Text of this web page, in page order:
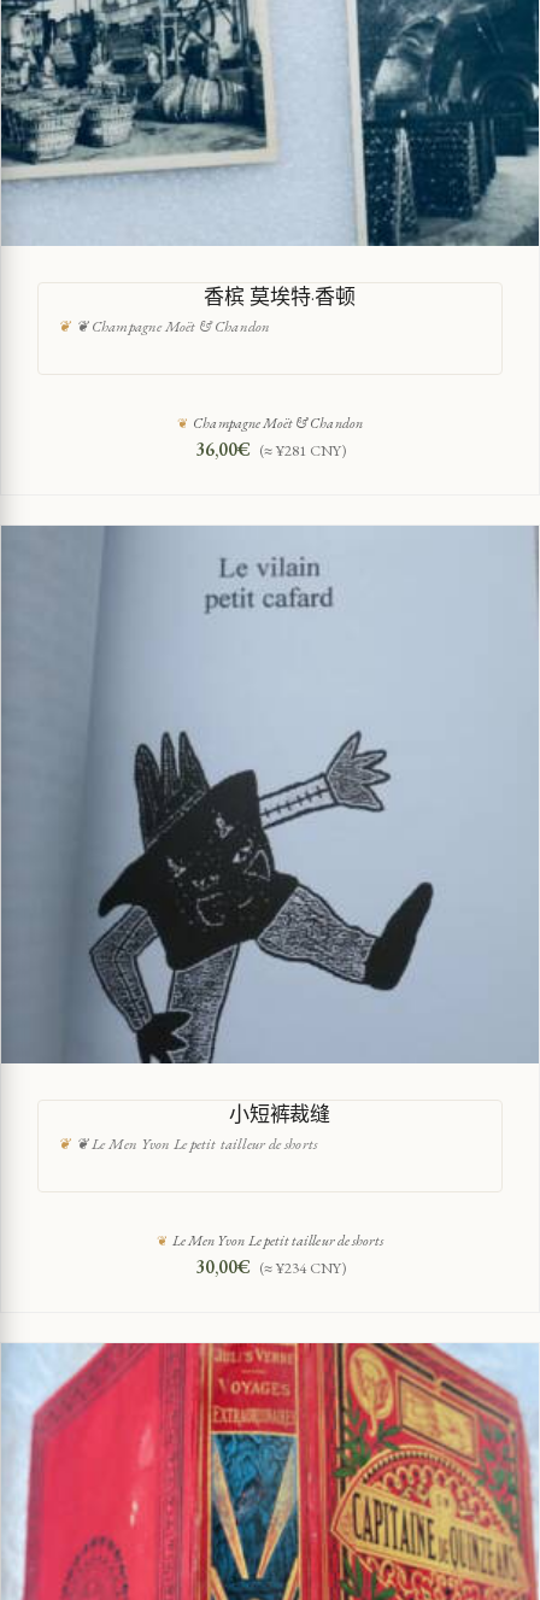
香槟 莫埃特·香顿
❦ Champagne Moët & Chandon
Champagne Moët & Chandon
36,00€ (≈ ¥281 CNY)
小短裤裁缝
❦ Le Men Yvon Le petit tailleur de shorts
Le Men Yvon Le petit tailleur de shorts
30,00€ (≈ ¥234 CNY)